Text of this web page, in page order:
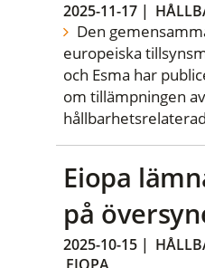
2025-11-17 |
Den
europeiska
och Esma har
om tillämpningen
Eiopa
på
2025-10-15 |